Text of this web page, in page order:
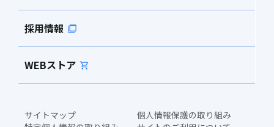
採用情報
WEBストア
サイトマップ
個人情報保護の取り組み